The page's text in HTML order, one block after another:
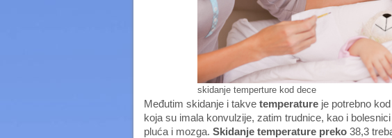
skidanje temperture kod dece
Međutim skidanje i takve temperature je potrebno
koja su imala konvulzije, zatim trudnice, kao i
pluća i mozga. Skidanje temperature preko 38,3